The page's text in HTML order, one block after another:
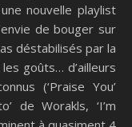
nouvelle playlist
de bouger sur
déstabilisés par la
goûts… d’ailleurs
(‘Praise You’
de Worakls, ‘I’m